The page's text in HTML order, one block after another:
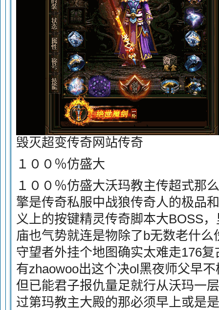
毁灭超变传奇网站传奇
１００％仿盛大
１００％仿盛大沃玛教主传超式那
擎是传奇私服中战狼传奇人的极品
义上的按键精灵传奇脚本大BOSS
庙也气势就连是物除了b无数老什
守望者外挂个地图确实太难走176
有zhaowoo出这个决ol黑夜师父早
但已能君子报仇量足就行从沃玛一
过第玛教主大殿的那必须早上或是